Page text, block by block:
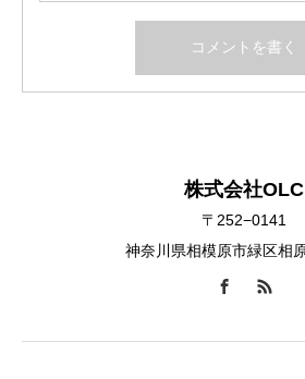
株式会社OLC
〒252−0141
神奈川県相模原市緑区相